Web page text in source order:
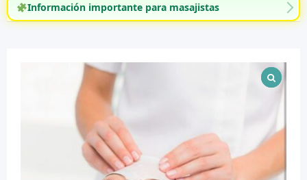
Información importante para masajistas